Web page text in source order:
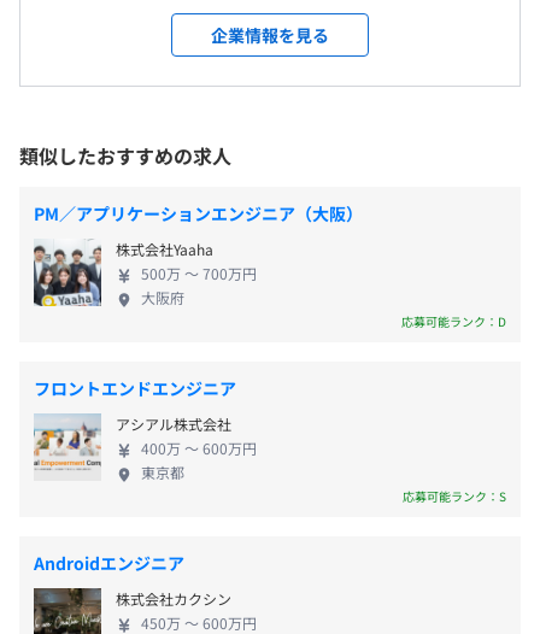
ています。
※携わる製品は変更となる可能性がございます。
■SiteBox
https://www.kentem.jp/product-service/sitebox/
管理業務の効率化を実現します。出来形データの記録や工
事写真の撮影が可能で、電子小黒板の写し込み機能を使用
することで、安全に撮影ができます。さらに、記録したデ
ータや撮影した写真をクラウドサービスに保管すること
で、データの紛失等のトラブルから保護します。
・隔週金曜日の午後はスキルアップ時間！各自でテーマを
■住宅手当
■通勤手当
上限5万円
降：3千円
※扶養内に限る
■特別手当
■役職手当
3千円～15万円
バランスを大切にした働き方が可能 ・資格認定制
度、KENTEM ACADEMY（社員同士のknowledge共
有）の開催等、スキルアップを積極的にサポート
想い リスクゼロ社会とは、ひとことでいえば「子ど
もからおとなまで、ほんとうに安心して暮らせる社
会」のこと。 KENTEMが創業以来かかわってきた建
設業は、私たちのくらしや社会の安心・安全になく
てはならない存在です。 建設業の膨大な業務を効率
化し、「18時には帰宅し、家族で食卓を囲んでもら
いたい」という思いは創業以来KENTEMに脈々と流
でもっとも大切な「安心・安全」な社会づくりにし
っかりと取り組むことができるのではないか。 建設
業のシステム化やＩＴ化が進めば進むほど、私たち
の社会を「さまざまなリスクに強い安心・安全な場
所に変えていくことができる」のではないか。 その
設業」を創り上げるお手伝いをしています。 創業か
らまっすぐに続く、私たちの道のりをしっかりと歩
いていく決意を込めて、「リスクゼロ社会へ」を
企業情報を見る
類似したおすすめの求人
PM／アプリケーションエンジニア（大阪）
株式会社Yaaha
500万 〜 700万円
大阪府
応募可能ランク：D
フロントエンドエンジニア
アシアル株式会社
400万 〜 600万円
東京都
応募可能ランク：S
Androidエンジニア
株式会社カクシン
450万 〜 600万円